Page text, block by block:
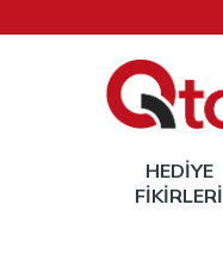
HEDIYE
FIKIRLERI